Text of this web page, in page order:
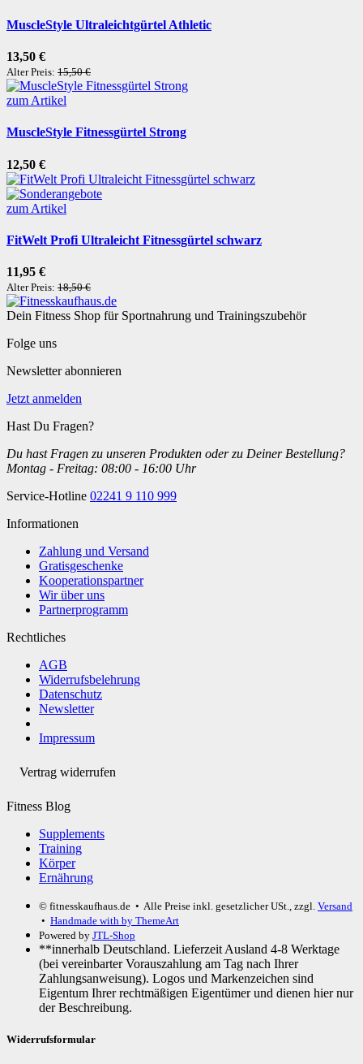
MuscleStyle Ultraleichtgürtel Athletic
13,50 €
Alter Preis: 15,50 €
zum Artikel
MuscleStyle Fitnessgürtel Strong
12,50 €
zum Artikel
FitWelt Profi Ultraleicht Fitnessgürtel schwarz
11,95 €
Alter Preis: 18,50 €
Dein Fitness Shop für Sportnahrung und Trainingszubehör
Folge uns
Newsletter abonnieren
Jetzt anmelden
Hast Du Fragen?
Du hast Fragen zu unseren Produkten oder zu Deiner Bestellung?
Montag - Freitag: 08:00 - 16:00 Uhr
Service-Hotline 02241 9 110 999
Informationen
Zahlung und Versand
Gratisgeschenke
Kooperationspartner
Wir über uns
Partnerprogramm
Rechtliches
AGB
Widerrufsbelehrung
Datenschutz
Newsletter
Impressum
Vertrag widerrufen
Fitness Blog
Supplements
Training
Körper
Ernährung
© fitnesskaufhaus.de • Alle Preise inkl. gesetzlicher USt., zzgl. Versand
• Handmade with by ThemeArt
Powered by JTL-Shop
**innerhalb Deutschland. Lieferzeit Ausland 4-8 Werktage
(bei vereinbarter Vorauszahlung am Tag nach Ihrer
Zahlungsanweisung). Logos und Markenzeichen sind
Eigentum Ihrer rechtmäßigen Eigentümer und dienen hier nur
der Beschreibung.
Widerrufsformular